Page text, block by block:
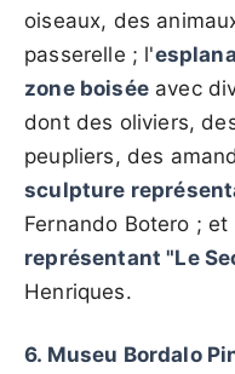
oiseaux, des
passerelle ; l'
zone boiséeavec
dont des oliviers,
peupliers, des
sculpture
Fernando Botero ;
représentant "Le
Henriques.
6. Museu Bordalo